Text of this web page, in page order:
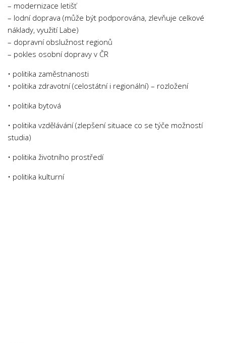
Společenské vědy
Technika
Účetnictví
Zdravotnictví
Zeměpis
Novinky
– modernizace letišť
– lodní doprava (může být podporována, zlevňuje celkové
náklady, využití Labe)
– dopravní obslužnost regionů
– pokles osobní dopravy v ČR
• politika zaměstnanosti
• politika zdravotní (celostátní i regionální) – rozložení
• politika bytová
• politika vzdělávání (zlepšení situace co se týče možností
studia)
• politika životního prostředí
• politika kulturní